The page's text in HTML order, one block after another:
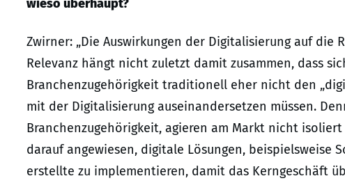
wieso überhaupt?
Zwirner: „Die Auswirkungen der Digitalisierung auf die
Relevanz hängt nicht zuletzt damit zusammen, dass
Branchenzugehörigkeit traditionell eher nicht den
mit der Digitalisierung auseinandersetzen müssen.
Branchenzugehörigkeit, agieren am Markt nicht
darauf angewiesen, digitale Lösungen, beispielsweise
erstellte zu implementieren, damit das Kerngeschäft